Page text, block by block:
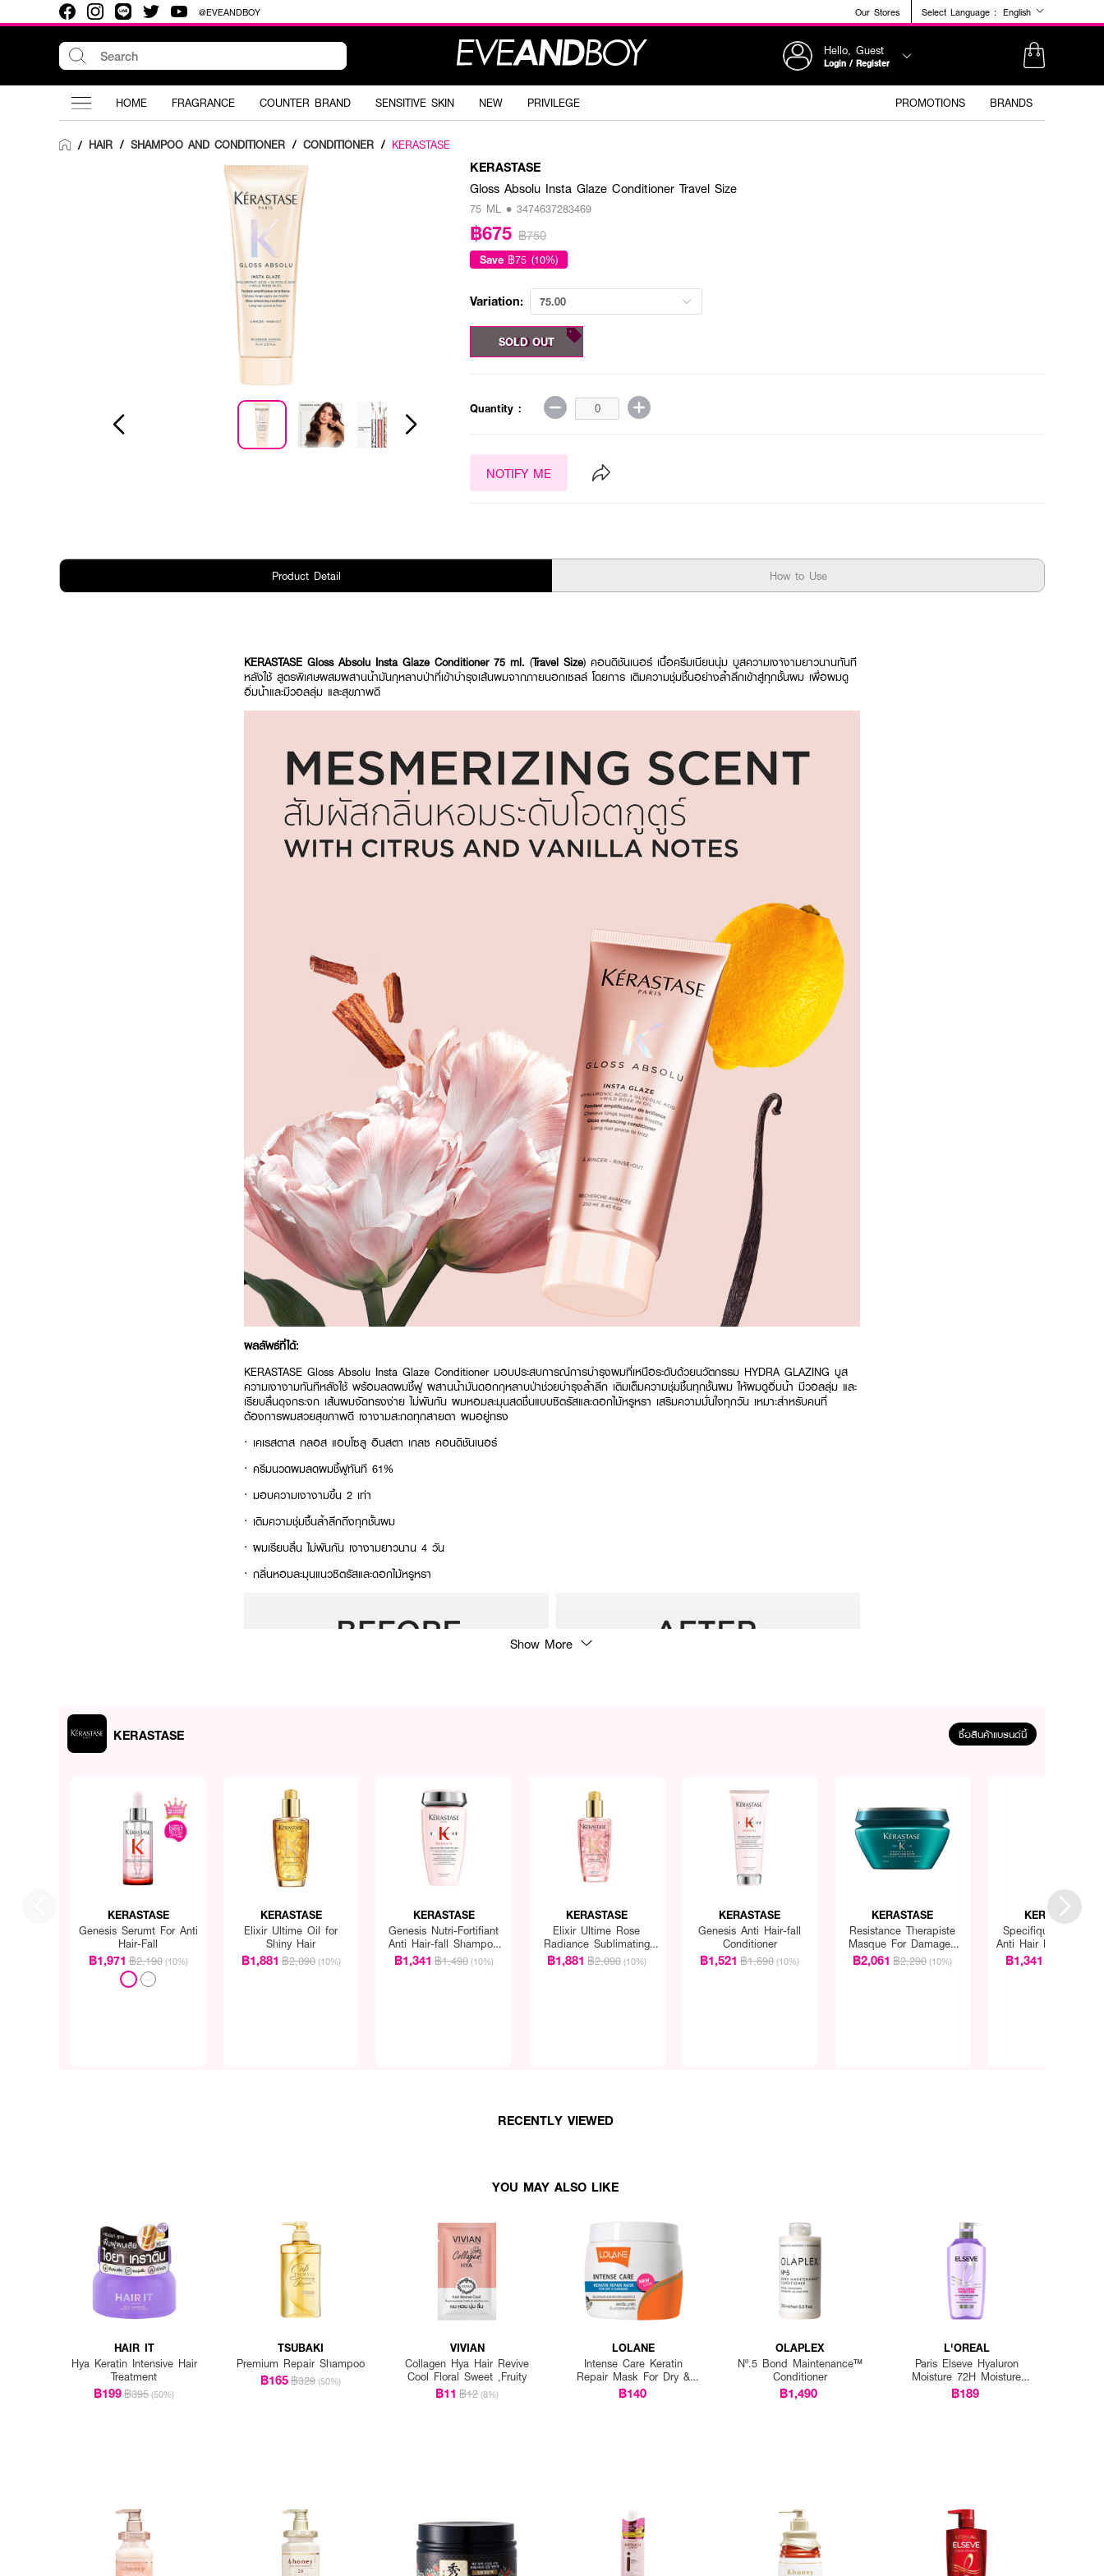
@EVEANDBOY Our Stores Select Language : English
Hello, Guest
Login / Register
HOME FRAGRANCE COUNTER BRAND SENSITIVE SKIN NEW PRIVILEGE PROMOTIONS BRANDS
/ HAIR / SHAMPOO AND CONDITIONER / CONDITIONER / KERASTASE
KERASTASE
Gloss Absolu Insta Glaze Conditioner Travel Size
75 ML • 3474637283469
฿675 ฿750
Save ฿75 (10%)
Variation: 75.00
75.00 ML
SOLD OUT
Quantity :
NOTIFY ME
Product Detail How to Use
KERASTASE Gloss Absolu Insta Glaze Conditioner 75 ml. (Travel Size) คอนดิชันเนอร์ เนื้อครีมเนียนนุ่ม บูสความเงางามยาวนานทันที
หลังใช้ สูตรพิเศษผสมผสานน้ำมันกุหลาบป่าที่เข้าบำรุงเส้นผมจากภายนอกเซลล์ โดยการ เติมความชุ่มชื้นอย่างล้ำลึกเข้าสู่ทุกชั้นผม เพื่อผมดู
อิ่มน้ำและมีวอลลุ่ม และสุขภาพดี
ผลลัพธ์ที่ได้:
KERASTASE Gloss Absolu Insta Glaze Conditioner มอบประสบการณ์การบำรุงผมที่เหนือระดับด้วยนวัตกรรม HYDRA GLAZING บูส
ความเงางามทันทีหลังใช้ พร้อมลดผมชี้ฟู ผสานน้ำมันดอกกุหลาบป่าช่วยบำรุงล้ำลึก เติมเต็มความชุ่มชื้นทุกชั้นผม ให้ผมดูอิ่มน้ำ มีวอลลุ่ม และ
เรียบลื่นดุจกระจก เส้นผมจัดทรงง่าย ไม่พันกัน ผมหอมละมุนสดชื่นแบบซิตรัสและดอกไม้หรูหรา เสริมความมั่นใจทุกวัน เหมาะสำหรับคนที่
ต้องการผมสวยสุขภาพดี เงางามสะกดทุกสายตา ผมอยู่ทรง
· เคเรสตาส กลอส แอบโซลู อินสตา เกลซ คอนดิชันเนอร์
· ครีมนวดผมลดผมชี้ฟูทันที 61%
· มอบความเงางามขึ้น 2 เท่า
· เติมความชุ่มชื้นล้ำลึกถึงทุกชั้นผม
· ผมเรียบลื่น ไม่พันกัน เงางามยาวนาน 4 วัน
· กลิ่นหอมละมุนแนวซิตรัสและดอกไม้หรูหรา
How to Use:
· หลังสระผมและเช็ดผมให้หมาด
· ชโลมครีมนวดลงบนเส้นผม โดยเน้นที่ปลายผม
· นวดเบาๆ ทิ้งไว้ 3-5 นาที
· ใช้คู่กับแชมพูและเซรั่มในไลน์เดียวกันเพื่อผลลัพธ์ที่ดีที่สุด
Show More
KERASTASE ซื้อสินค้าแบรนด์นี้
KERASTASE
Genesis Serumt For Anti
Hair-Fall
฿1,971 ฿2,190 (10%)
KERASTASE
Elixir Ultime Oil for
Shiny Hair
฿1,881 ฿2,090 (10%)
KERASTASE
Genesis Nutri-Fortifiant
Anti Hair-fall Shampoo
for Thick Hair
฿1,341 ฿1,490 (10%)
KERASTASE
Elixir Ultime Rose
Radiance Sublimating
Oil For Colored Hair
฿1,881 ฿2,090 (10%)
KERASTASE
Genesis Anti Hair-fall
Conditioner
฿1,521 ฿1,690 (10%)
KERASTASE
Resistance Therapiste
Masque For Damaged
Hair
฿2,061 ฿2,290 (10%)
KERASTASE
Specifique
Anti Hair Loss
฿1,341
RECENTLY VIEWED
YOU MAY ALSO LIKE
HAIR IT
Hya Keratin Intensive Hair
Treatment
฿199฿395 (50%)
TSUBAKI
Premium Repair Shampoo
฿165฿329 (50%)
VIVIAN
Collagen Hya Hair Revive
Cool Floral Sweet ,Fruity
฿11 ฿12 (8%)
LOLANE
Intense Care Keratin
Repair Mask For Dry &
Damaged
฿140
OLAPLEX
Nº.5 Bond Maintenance™
Conditioner
฿1,490
L'OREAL
Paris Elseve Hyaluron
Moisture 72H Moisture
Sealing Conditioner
฿189